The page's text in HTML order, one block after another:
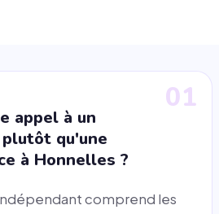
01
appel à un
qu'une
à Honnelles ?
comprend les